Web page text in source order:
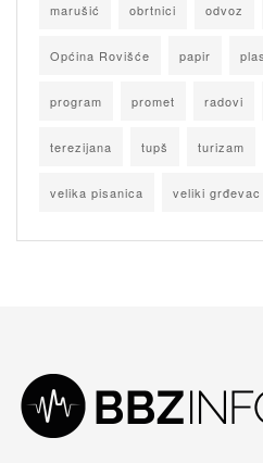
marušić obrtnici odvoz
Općina Rovišće papir
program promet radovi
terezijana tupš turizam
velika pisanica veliki grđevac